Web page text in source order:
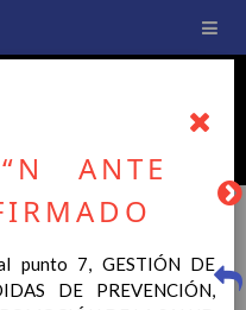
ANTE
punto 7, GESTIÓN DE
DE PREVENCIÓN,